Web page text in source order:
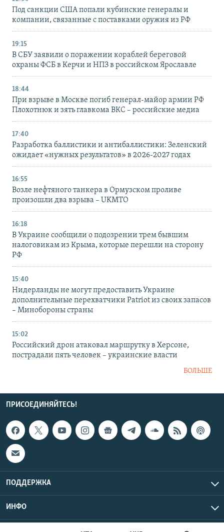
Под санкции США попали кубинские генералы и
компании, связанные с поставками оружия из РФ
19:15
В СБУ заявили о поражении кораблей береговой
охраны ФСБ в Керчи и НПЗ в российском Ярославле
18:44
При взрыве в Москве погиб генерал-майор армии РФ
Плохотнюк и зять главкома ВКС – российские медиа
17:40
Разработка баллистики и антибаллистики: Зеленский
ожидает «нужных результатов» в 2026-2027 годах
16:55
Возле нефтяного танкера в Ормузском проливе
произошли два взрыва – UKMTO
16:18
В Украине сообщили о подозрении трем бывшим
налоговикам из Крыма, которые перешли на сторону
РФ
15:40
Нидерланды не могут предоставить Украине
дополнительные перехватчики Patriot из своих запасов
– Минобороны страны
15:02
Российский дрон атаковал маршрутку в Херсоне,
пострадали пять человек – украинские власти
БОЛЬШЕ
ПРИСОЕДИНЯЙТЕСЬ!
ПОДДЕРЖКА
ИНФО